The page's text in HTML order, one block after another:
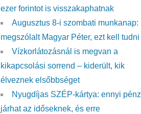
ezer forintot is visszakaphatnak
Augusztus 8-i szombati munkanap:
megszólalt Magyar Péter, ezt kell tudni
Vízkorlátozásnál is megvan a
kikapcsolási sorrend – kiderült, kik
élveznek elsőbbséget
Nyugdíjas SZÉP-kártya: ennyi pénz
járhat az időseknek, és erre